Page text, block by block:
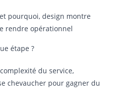
pourquoi, design montre
rendre opérationnel
étape ?
du service,
chevaucher pour gagner du